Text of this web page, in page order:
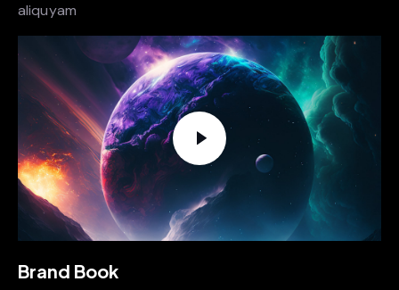
aliquyam
Brand Book